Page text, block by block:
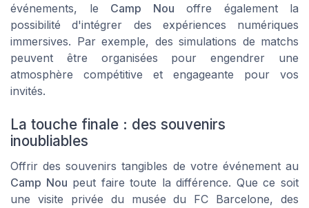
événements, le Camp Nou offre également la
possibilité d'intégrer des expériences numériques
immersives. Par exemple, des simulations de matchs
peuvent être organisées pour engendrer une
atmosphère compétitive et engageante pour vos
invités.
La touche finale : des souvenirs
inoubliables
Offrir des souvenirs tangibles de votre événement au
Camp Nou peut faire toute la différence. Que ce soit
une visite privée du musée du FC Barcelone, des